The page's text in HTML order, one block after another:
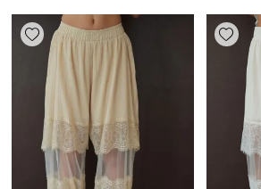
Add wishlist